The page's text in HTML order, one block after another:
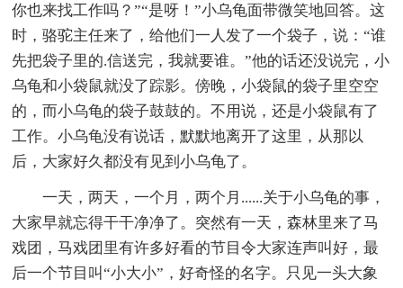
你也来找工作吗？”“是呀！”小乌龟面带微笑地回答。这
时，骆驼主任来了，给他们一人发了一个袋子，说：“谁
先把袋子里的.信送完，我就要谁。”他的话还没说完，小
乌龟和小袋鼠就没了踪影。傍晚，小袋鼠的袋子里空空
的，而小乌龟的袋子鼓鼓的。不用说，还是小袋鼠有了
工作。小乌龟没有说话，默默地离开了这里，从那以
后，大家好久都没有见到小乌龟了。
一天，两天，一个月，两个月......关于小乌龟的事，
大家早就忘得干干净净了。突然有一天，森林里来了马
戏团，马戏团里有许多好看的节目令大家连声叫好，最
后一个节目叫“小大小”，好奇怪的名字。只见一头大象